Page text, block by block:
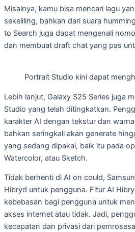
Misalnya, kamu bisa mencari lagu
sekeliling, bahkan dari suara
to Search juga dapat mengenali
dan membuat draft chat yang pas
Portrait Studio kini dapat
Lebih lanjut, Galaxy S25 Series juga
Studio yang telah ditingkatkan.
karakter AI dengan tekstur dan
bahkan seringkali akan generate
yang sedang dipakai, baik itu pada
Watercolor, atau Sketch.
Tidak berhenti di AI on could,
Hibryd untuk pengguna. Fitur AI
kebebasan bagi pengguna untuk
akses internet atau tidak. Jadi,
kecepatan dan privasi dari